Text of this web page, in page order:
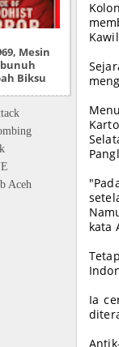
Mesin
Biksu
Aceh
kata
Ia